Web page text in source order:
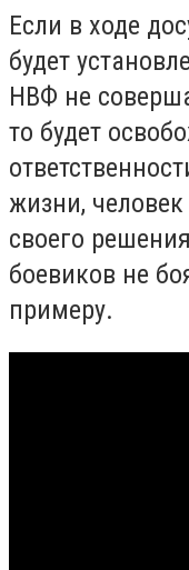
Если в ходе
будет
НВФ не
то будет
жизни,
своего
боевиков не
примеру.